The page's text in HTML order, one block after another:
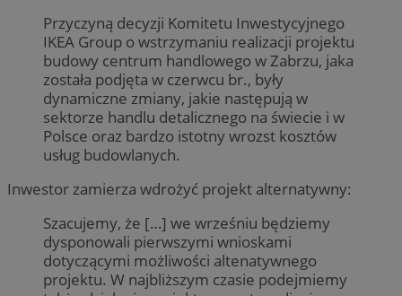
Przyczyną decyzji Komitetu Inwestycyjnego
IKEA Group o wstrzymaniu realizacji projektu
budowy centrum handlowego w Zabrzu, jaka
została podjęta w czerwcu br., były
dynamiczne zmiany, jakie następują w
sektorze handlu detalicznego na świecie i w
Polsce oraz bardzo istotny wrozst kosztów
usług budowlanych.
Inwestor zamierza wdrożyć projekt alternatywny:
Szacujemy, że […] we wrześniu będziemy
dysponowali pierwszymi wnioskami
dotyczącymi możliwości altenatywnego
projektu. W najbliższym czasie podejmiemy